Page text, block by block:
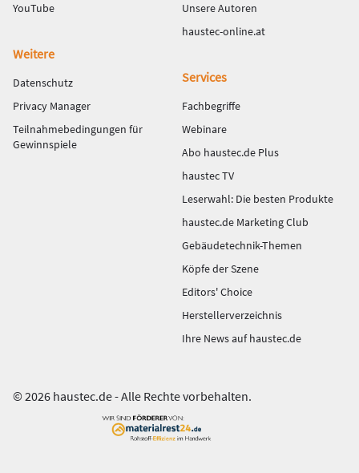
YouTube
Unsere Autoren
haustec-online.at
Weitere
Datenschutz
Privacy Manager
Teilnahmebedingungen für
Gewinnspiele
Services
Fachbegriffe
Webinare
Abo haustec.de Plus
haustec TV
Leserwahl: Die besten Produkte
haustec.de Marketing Club
Gebäudetechnik-Themen
Köpfe der Szene
Editors' Choice
Herstellerverzeichnis
Ihre News auf haustec.de
© 2026 haustec.de - Alle Rechte vorbehalten.